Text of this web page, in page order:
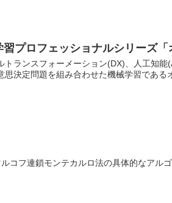
習プロフェッショナルシリーズ
トランスフォーメーション(DX)、人工知
思決定問題を組み合わせた機械学習である
コフ連鎖モンテカルロ法の具体的なアル